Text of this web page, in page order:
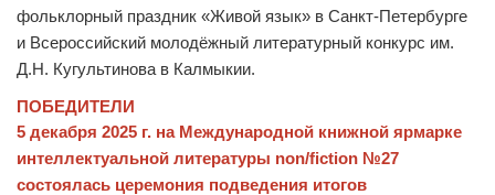
фольклорный праздник «Живой язык» в Санкт-Петербурге
и Всероссийский молодёжный литературный конкурс им.
Д.Н. Кугультинова в Калмыкии.
ПОБЕДИТЕЛИ
5 декабря 2025 г. на Международной книжной ярмарке
интеллектуальной литературы non/fiction №27
состоялась церемония подведения итогов